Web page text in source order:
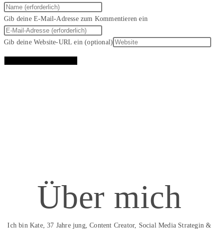
Gib deine E-Mail-Adresse zum Kommentieren ein
Gib deine Website-URL ein (optional)
Über mich
Ich bin Kate, 37 Jahre jung, Content Creator, Social Media Strategin &